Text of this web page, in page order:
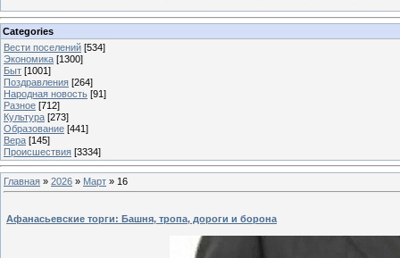
Categories
Вести поселений [534]
Экономика [1300]
Быт [1001]
Поздравления [264]
Народная новость [91]
Разное [712]
Культура [273]
Образование [441]
Вера [145]
Происшествия [3334]
Главная » 2026 » Март » 16
Афанасьевские торги: Башня, тропа, дороги и борона